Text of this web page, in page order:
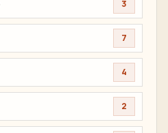
3
7
4
2